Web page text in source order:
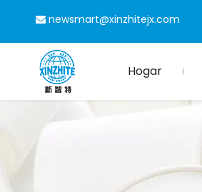
 newsmart@xinzhitejx.com
Hogar